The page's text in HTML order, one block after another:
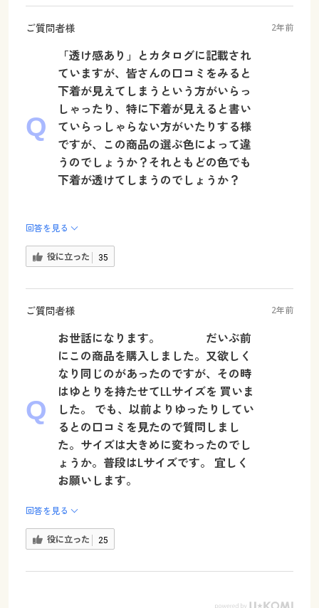
ご質問者様 2年前
「透け感あり」とカタログに記載され
ていますが、皆さんの口コミをみると
下着が見えてしまうという方がいらっ
しゃったり、特に下着が見えると書い
ていらっしゃらない方がいたりする様
ですが、この商品の選ぶ色によって違
うのでしょうか？それともどの色でも
下着が透けてしまうのでしょうか？
回答を見る
役に立った 35
ご質問者様 2年前
お世話になります。 だいぶ前
にこの商品を購入しました。又欲しく
なり同じのがあったのですが、その時
はゆとりを持たせてLLサイズを 買いま
した。 でも、以前よりゆったりしてい
るとの口コミを見たので質問しまし
た。サイズは大きめに変わったのでし
ょうか。普段はLサイズです。 宜しく
お願いします。
回答を見る
役に立った 25